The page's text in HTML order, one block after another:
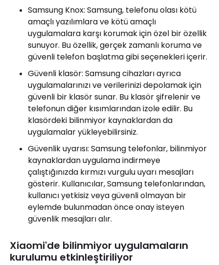
Samsung Knox: Samsung, telefonu olası kötü
amaçlı yazılımlara ve kötü amaçlı
uygulamalara karşı korumak için özel bir özellik
sunuyor. Bu özellik, gerçek zamanlı koruma ve
güvenli telefon başlatma gibi seçenekleri içerir.
Güvenli klasör: Samsung cihazları ayrıca
uygulamalarınızı ve verilerinizi depolamak için
güvenli bir klasör sunar. Bu klasör şifrelenir ve
telefonun diğer kısımlarından izole edilir. Bu
klasördeki bilinmiyor kaynaklardan da
uygulamalar yükleyebilirsiniz.
Güvenlik uyarısı: Samsung telefonlar, bilinmiyor
kaynaklardan uygulama indirmeye
çalıştığınızda kırmızı vurgulu uyarı mesajları
gösterir. Kullanıcılar, Samsung telefonlarından,
kullanıcı yetkisiz veya güvenli olmayan bir
eylemde bulunmadan önce onay isteyen
güvenlik mesajları alır.
Xiaomi'de bilinmiyor uygulamaların
kurulumu etkinleştiriliyor